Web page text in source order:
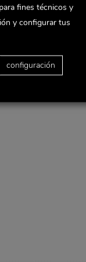
fines técnicos y
y configurar tus
configuración